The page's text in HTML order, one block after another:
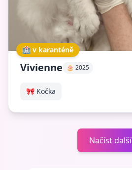
🏥 v karanténě
Vivienne 🎂 2025
🎀 Kočka
Načíst další